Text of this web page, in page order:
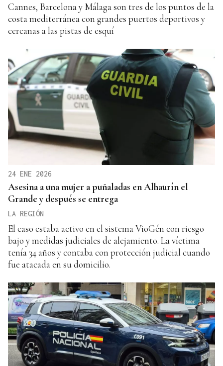
Cannes, Barcelona y Málaga son tres de los puntos de la
costa mediterránea con grandes puertos deportivos y
cercanas a las pistas de esquí
24 ENE 2026
Asesina a una mujer a puñaladas en Alhaurín el
Grande y después se entrega
LA REGIÓN
El caso estaba activo en el sistema VioGén con riesgo
bajo y medidas judiciales de alejamiento. La víctima
tenía 34 años y contaba con protección judicial cuando
fue atacada en su domicilio.